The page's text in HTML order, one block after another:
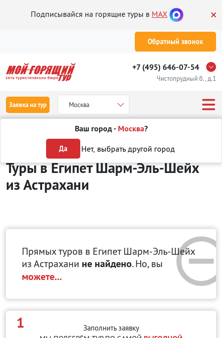
Подписывайся на горящие туры в MAX
Обратный звонок
+7 (495) 646-07-54
Чистопрудный б., д.1
Заявка на тур Москва
Ваш город - Москва?
Да Нет, выбрать другой город
Отдых в Египте Шарм-Эль-Шейх
Туры в Египет Шарм-Эль-Шейх
из Астрахани
Прямых туров в Египет Шарм-Эль-Шейх
из Астрахани не найдено. Но, вы
можете...
1
Заполнить заявку